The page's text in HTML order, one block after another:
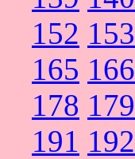
152 153
165 166
178 179
191 192